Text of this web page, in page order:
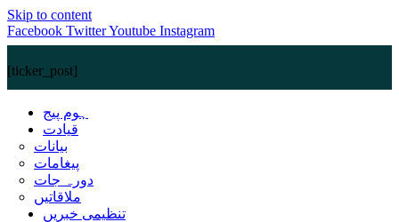
Skip to content
Facebook TwitterYoutube Instagram
[ticker_post]
ہوم پیج
قیادت
بیانات
پیغامات
دورہ جات
ملاقاتیں
تنظیمی خبریں